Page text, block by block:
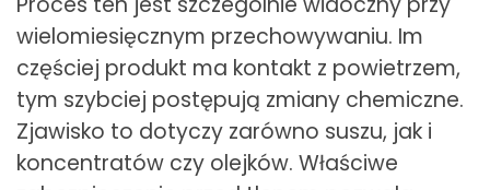
wielomiesięcznym przechowywaniu. Im
częściej produkt ma kontakt z powietrzem,
tym szybciej postępują zmiany chemiczne.
Zjawisko to dotyczy zarówno suszu, jak i
koncentratów czy olejków. Właściwe